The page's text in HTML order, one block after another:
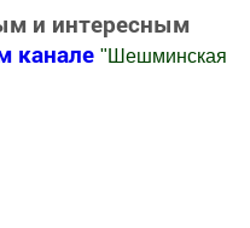
и интересным
канале " Шешминская